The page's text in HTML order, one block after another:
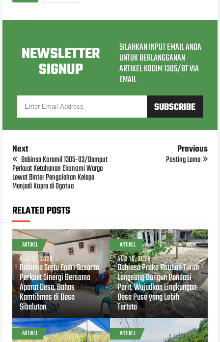
NEWSLETTER
SIGNUP
SILAHKAN INPUT EMAIL ANDA
UNTUK BERLANGGANAN
ARTIKEL KODIM 1305/BT VIA
EMAIL
Next
Babinsa Koramil 1305-03/Damput
Perkuat Ketahanan Ekonomi Warga
Lewat Binter Pengolahan Kelapa
Menjadi Kopra di Ogotua
Previous
Posting Lama
RELATED POSTS
ARTIKEL
AUG 10, 2026
Babinsa Sertu Endri Susanto
Perkuat Sinergi Bersama
Aparat Desa, Bahas
Kamtibmas di Desa
Sibaluton
ARTIKEL
AUG 10, 2026
Babinsa Praka Ratiban Turun
Langsung Bangun Pondasi
Parit, Wujudkan Lingkungan
Desa Puse yang Lebih
Tertata
ARTIKEL ARTIKEL